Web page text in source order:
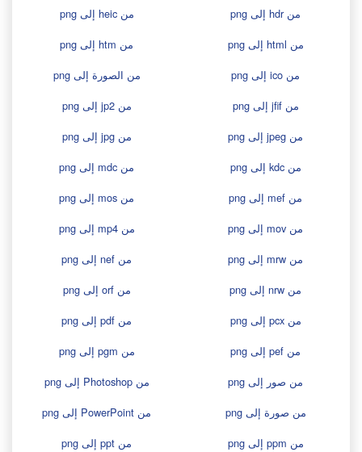
من hdr إلى png
من heic إلى png
من html إلى png
من htm إلى png
من ico إلى png
من الصورة إلى png
من jfif إلى png
من jp2 إلى png
من jpeg إلى png
من jpg إلى png
من kdc إلى png
من mdc إلى png
من mef إلى png
من mos إلى png
من mov إلى png
من mp4 إلى png
من mrw إلى png
من nef إلى png
من nrw إلى png
من orf إلى png
من pcx إلى png
من pdf إلى png
من pef إلى png
من pgm إلى png
من صور إلى png
من Photoshop إلى png
من صورة إلى png
من PowerPoint إلى png
من ppm إلى png
من ppt إلى png